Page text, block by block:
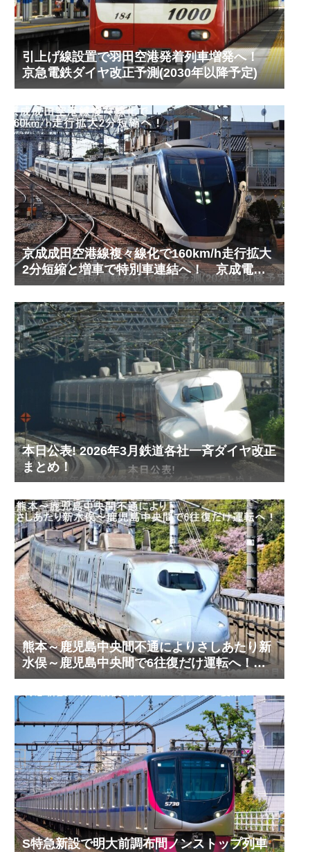
引上げ線設置で羽田空港発着列車増発へ！
京急電鉄ダイヤ改正予測(2030年以降予定)
京成成田空港線複々線化で160km/h走行拡大
2分短縮と増車で特別車連結へ！ 京成電鉄
ダイヤ改正予測(2029年以降予定)
本日公表! 2026年3月鉄道各社一斉ダイヤ改正
まとめ！
熊本～鹿児島中央間不通によりさしあたり新
水俣～鹿児島中央間で6往復だけ運転へ！
九州新幹線臨時ダイヤ運転(2026年8月)
S特急新設で明大前調布間ノンストップ列車